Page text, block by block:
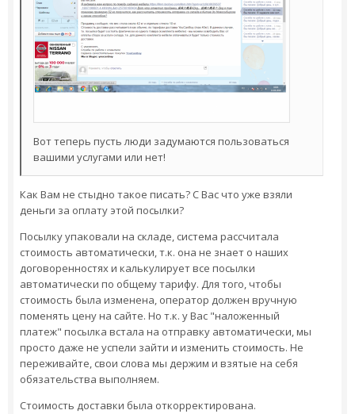
Вот теперь пусть люди задумаются пользоваться
вашими услугами или нет!
Как Вам не стыдно такое писать? С Вас что уже взяли
деньги за оплату этой посылки?
Посылку упаковали на складе, система рассчитала
стоимость автоматически, т.к. она не знает о наших
договоренностях и калькулирует все посылки
автоматически по общему тарифу. Для того, чтобы
стоимость была изменена, оператор должен вручную
поменять цену на сайте. Но т.к. у Вас "наложенный
платеж" посылка встала на отправку автоматически, мы
просто даже не успели зайти и изменить стоимость. Не
переживайте, свои слова мы держим и взятые на себя
обязательства выполняем.
Стоимость доставки была откорректирована.